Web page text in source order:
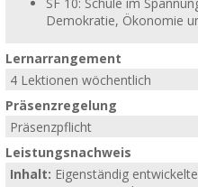
Demokratie, Ökonomie
Lernarrangement
4 Lektionen wöchentlich
Präsenzregelung
Präsenzpflicht
Leistungsnachweis
Inhalt: Eigenständig